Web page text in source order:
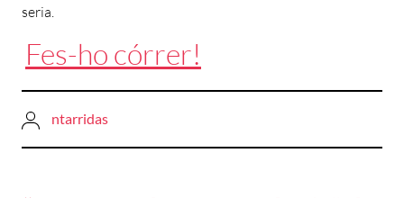
seria.
Fes-ho córrer!
ntarridas